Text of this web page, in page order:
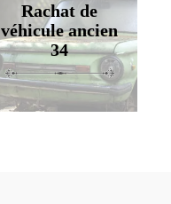
Rachat de
véhicule ancien
34